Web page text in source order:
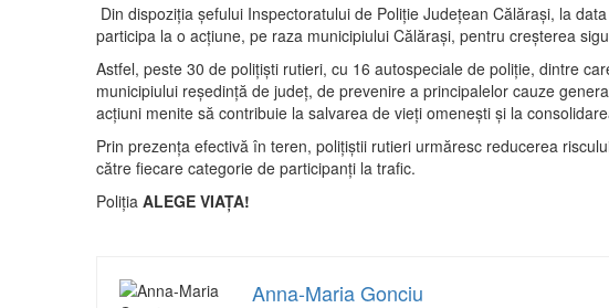
Din dispoziţia şefului Inspectoratului de Poliţie Judeţean Călăraşi, la
participa la o acţiune, pe raza municipiului Călăraşi, pentru creşterea
Astfel, peste 30 de poliţişti rutieri, cu 16 autospeciale de poliţie, dintre
municipiului reşedinţă de judeţ, de prevenire a principalelor cauze
acţiuni menite să contribuie la salvarea de vieţi omeneşti şi la
Prin prezenţa efectivă în teren, poliţiştii rutieri urmăresc reducerea
către fiecare categorie de participanţi la trafic.
Poliţia ALEGE VIAŢA!
Anna-Maria Gonciu